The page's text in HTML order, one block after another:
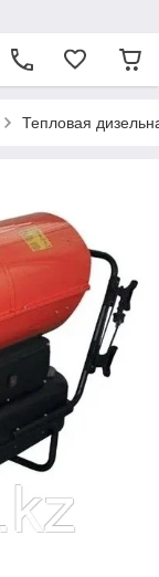
Тепловая